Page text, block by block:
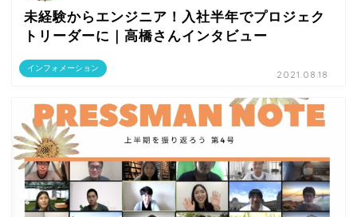
インフォメーション
未経験からエンジニア！入社半年でプロジェク
トリーダーに｜高橋さんインタビュー
2021.08.18